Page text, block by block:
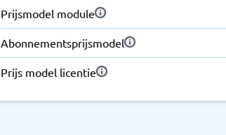
Prijsmodel module
Abonnementsprijsmodel
Prijs model licentie